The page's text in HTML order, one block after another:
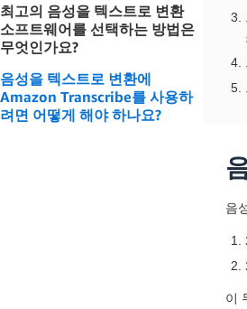
최고의 음성을 텍스트로 변환
소프트웨어를 선택하는 방법은
무엇인가요?
음성을 텍스트로 변환에
Amazon Transcribe를 사용하
려면 어떻게 해야 하나요?
음
이